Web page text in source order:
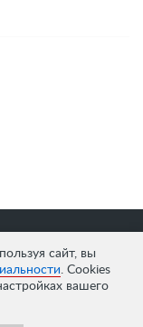
сайт, вы
. Cookies
вашего